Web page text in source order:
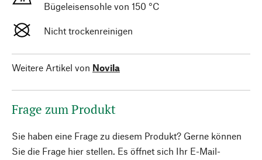
Bügeleisensohle von 150 °C
Nicht trockenreinigen
Weitere Artikel von Novila
Frage zum Produkt
Sie haben eine Frage zu diesem Produkt? Gerne können
Sie die Frage hier stellen. Es öffnet sich Ihr E-Mail-